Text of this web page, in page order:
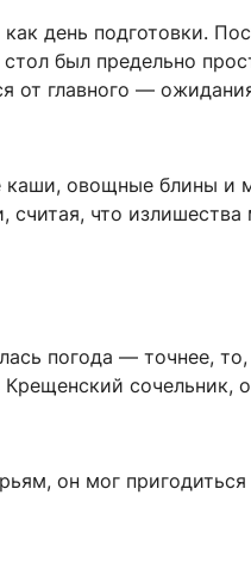
день подготовки.
был предельно
от главного —
каши, овощные блины и
считая, что
погода — точнее, то,
сочельник,
он мог пригодиться